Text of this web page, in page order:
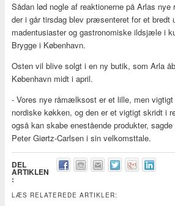
Sådan lød nogle af reaktionerne på Arlas
der i går tirsdag blev præsenteret for et bredt
madentusiaster og gastronomiske ildsjæle i
Brygge i København.
Osten vil blive solgt i en ny butik, som Arla
København midt i april.
- Vores nye råmælksost er et lille, men
nordiske køkken, og den er et vigtigt skridt i
også kan skabe enestående produkter,
Peter Giørtz-Carlsen i sin velkomsttale.
DEL
ARTIKLEN
:
LÆS RELATEREDE ARTIKLER: